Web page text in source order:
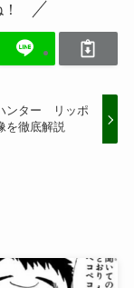
ンター リッポ
を徹底解説